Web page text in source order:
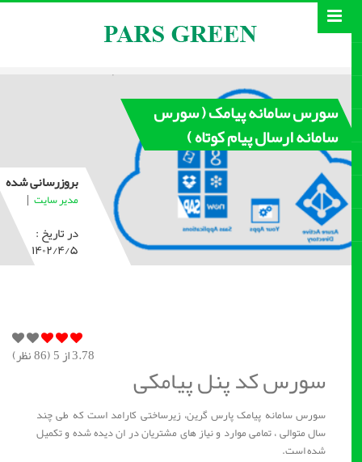
سورس سامانه پیامک ( سورس
سامانه ارسال پیام کوتاه )
بروزرسانی شده
مدیر سایت |
در تاریخ :
۱۴۰۲/۴/۵
3.78از 5 ( 86نظر)
سورس کد پنل پیامکی
سورس سامانه پیامک پارس گرین، زیرساختی کارامد است که طی چند
سال متوالی ، تمامی موارد و نیاز های مشتریان در ان دیده شده و تکمیل
شده است.